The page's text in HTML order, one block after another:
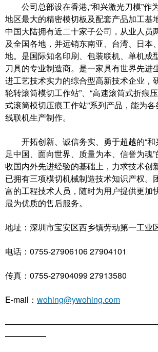
公司总部设在香港,“和兴激光刀模”作
地区最大的精密模切板及配套产品加工基
中国大陆拥有近二十家子公司，从业人员
及全国各地，并远销东南亚、台湾、日本
地。是国际知名印刷、包装联机、单机成
刀具的专业制造商。是一家具有世界先进
进工艺技术实力的综合型高新技术企业，
轮转滚筒模切工作站”、“高速滚筒式折痕
式滚筒模切压痕工作站”系列产品，能为
线联机生产制作。
开拓创新、诚信务实、勇于超越的“和
足中国、面向世界、质量为本、信誉为魂
收国内外先进经验的基础上，力求技术创
已拥有三项模切机械制造技术知识产权。
富的工程技术人员，随时为用户提供更加
最为优质的售后服务。
地址：深圳市宝安区西乡镇劳动第一工业
电话：0755-27906106 27904101
传真：0755-27904099 27913580
E-mail： wohing@ywohing.com
—————